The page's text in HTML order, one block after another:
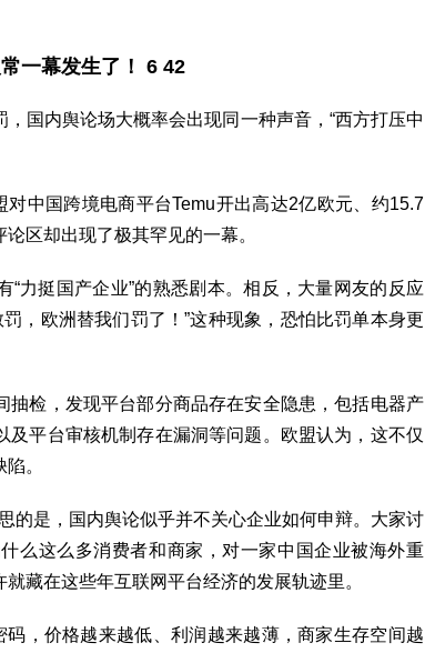
一幕发生了！ 6 42
国内舆论场大概率会出现同一种声音，“西方打压中
中国跨境电商平台Temu开出高达2亿欧元、约15.7
区却出现了极其罕见的一幕。
力挺国产企业”的熟悉剧本。相反，大量网友的反应
罚，欧洲替我们罚了！”这种现象，恐怕比罚单本身更
抽检，发现平台部分商品存在安全隐患，包括电器产
平台审核机制存在漏洞等问题。欧盟认为，这不仅
。
的是，国内舆论似乎并不关心企业如何申辩。大家讨
么这么多消费者和商家，对一家中国企业被海外重
藏在这些年互联网平台经济的发展轨迹里。
码，价格越来越低、利润越来越薄，商家生存空间越